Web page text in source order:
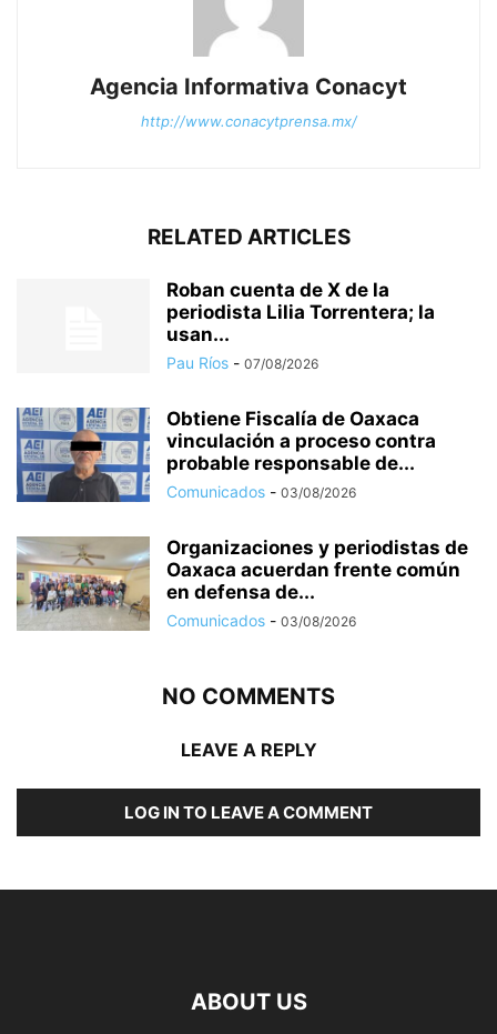
Agencia Informativa Conacyt
http://www.conacytprensa.mx/
RELATED ARTICLES
Roban cuenta de X de la
periodista Lilia Torrentera; la
usan...
Pau Ríos - 07/08/2026
Obtiene Fiscalía de Oaxaca
vinculación a proceso contra
probable responsable de...
Comunicados - 03/08/2026
Organizaciones y periodistas de
Oaxaca acuerdan frente común
en defensa de...
Comunicados - 03/08/2026
NO COMMENTS
LEAVE A REPLY
LOG IN TO LEAVE A COMMENT
ABOUT US